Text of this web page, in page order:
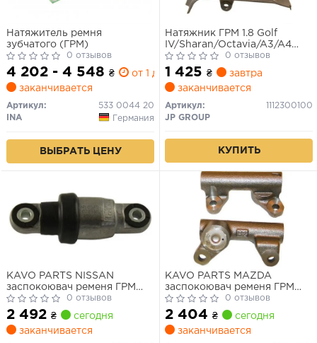
Натяжитель ремня
зубчатого (ГРМ)
0 отзывов
4 202 - 4 548 ₴
от 1 дн.
заканчивается
Артикул:
533 0044 20
INA
Германия
ВЫБРАТЬ ЦЕНУ
Натяжник ГРМ 1.8 Golf
IV/Sharan/Octavia/A3/A4
00>/A6 00>0 отзывов
1 425 ₴
завтра
заканчивается
Артикул:
1112300100
JP GROUP
КУПИТЬ
KAVO PARTS NISSAN
заспокоювач ременя ГРМ
Patrol GR II 3.0DTi 07-
0 отзывов
2 492 ₴
сегодня
заканчивается
KAVO PARTS MAZDA
заспокоювач ременя ГРМ
323/626/MX/Xedos 1.8/2.5
92-
0 отзывов
2 404 ₴
сегодня
заканчивается